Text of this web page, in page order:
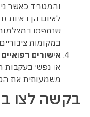
והמטריד כאשר
לאיום הן ראיות
שנתפסו במצלמות
במקומות
אישורים רפואיים –
או נפשי בעקבות
משמעותית את
בקשה לצו